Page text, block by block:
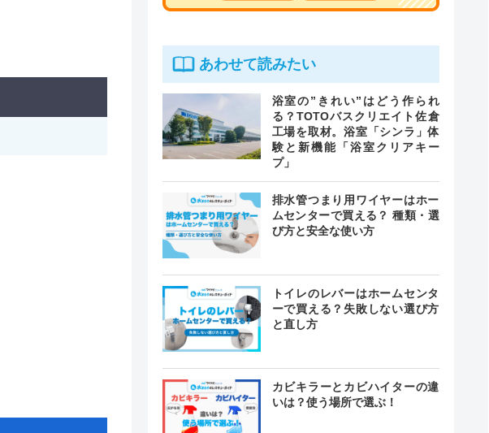
あわせて読みたい
浴室の”きれい”はどう作られ
る？TOTOバスクリエイト佐倉
工場を取材。浴室「シンラ」体
験と新機能「浴室クリアキー
プ」
排水管つまり用ワイヤーはホー
ムセンターで買える？ 種類・選
び方と安全な使い方
トイレのレバーはホームセンタ
ーで買える？失敗しない選び方
と直し方
カビキラーとカビハイターの違
いは？使う場所で選ぶ！